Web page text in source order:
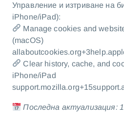
Управление и изтриване на
iPhone/iPad):
Manage cookies and
(macOS)
Clear history, cache, and
iPhone/iPad
Последна актуализация: